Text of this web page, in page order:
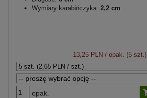
Wymiary karabińczyka: 2,2 cm
13,25 PLN / opak. (5 szt.)
opak.